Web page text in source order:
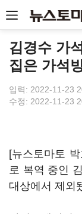
김경수 가
집은 가석
입력: 2022-11-23
수정: 2022-11-23
[뉴스토마토
로 복역 중인
대상에서 제외